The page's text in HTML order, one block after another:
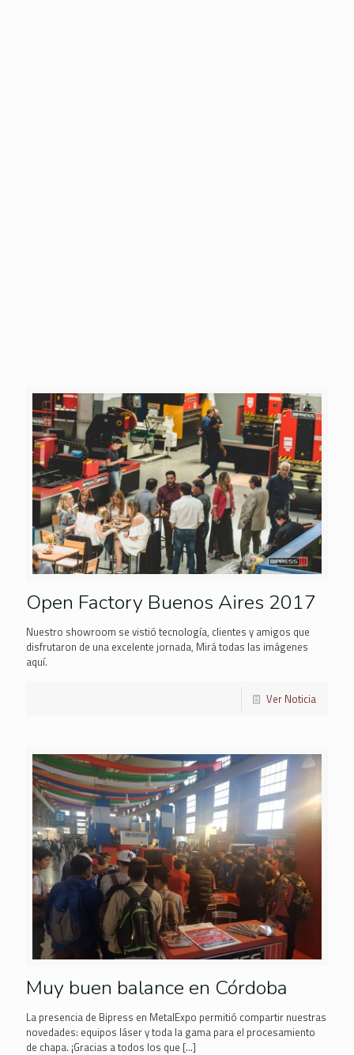
Open Factory Buenos Aires 2017
Nuestro showroom se vistió tecnología, clientes y amigos que
disfrutaron de una excelente jornada, Mirá todas las imágenes
aquí.
Ver Noticia
Muy buen balance en Córdoba
La presencia de Bipress en MetalExpo permitió compartir nuestras
novedades: equipos láser y toda la gama para el procesamiento
de chapa. ¡Gracias a todos los que […]